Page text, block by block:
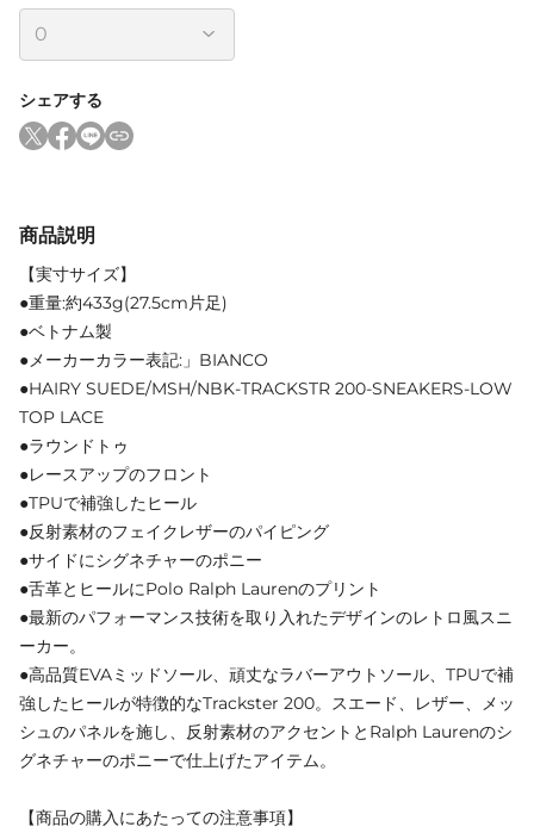
シェアする
商品説明
【実寸サイズ】
●重量:約433g(27.5cm片足)
●ベトナム製
●メーカーカラー表記:」BIANCO
●HAIRY SUEDE/MSH/NBK-TRACKSTR 200-SNEAKERS-LOW
TOP LACE
●ラウンドトゥ
●レースアップのフロント
●TPUで補強したヒール
●反射素材のフェイクレザーのパイピング
●サイドにシグネチャーのポニー
●舌革とヒールにPolo Ralph Laurenのプリント
●最新のパフォーマンス技術を取り入れたデザインのレトロ風スニ
ーカー。
●高品質EVAミッドソール、頑丈なラバーアウトソール、TPUで補
強したヒールが特徴的なTrackster 200。スエード、レザー、メッ
シュのパネルを施し、反射素材のアクセントとRalph Laurenのシ
グネチャーのポニーで仕上げたアイテム。
【商品の購入にあたっての注意事項】